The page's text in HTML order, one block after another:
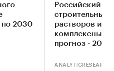
по 2030
Российский
строительных
растворов и
комплексный
прогноз - 2024